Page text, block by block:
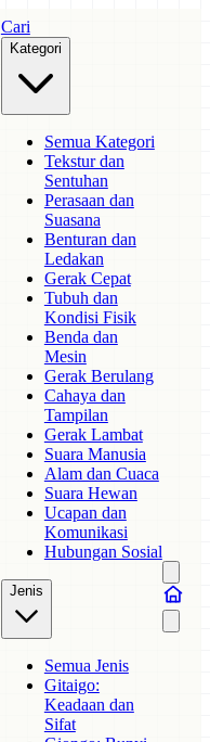
Cari
Kategori
Semua Kategori
Tekstur dan
Sentuhan
Perasaan dan
Suasana
Benturan dan
Ledakan
Gerak Cepat
Tubuh dan
Kondisi Fisik
Benda dan
Mesin
Gerak Berulang
Cahaya dan
Tampilan
Gerak Lambat
Suara Manusia
Alam dan Cuaca
Suara Hewan
Ucapan dan
Komunikasi
Hubungan Sosial
Jenis
Semua Jenis
Gitaigo:
Keadaan dan
Sifat